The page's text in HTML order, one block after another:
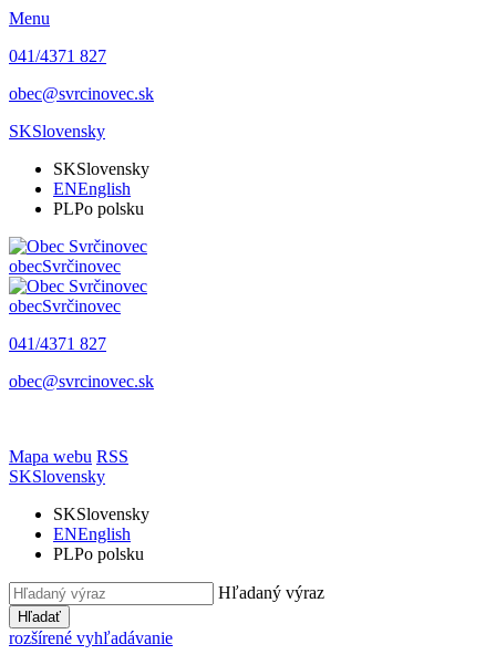
Menu
041/4371 827
obec@svrcinovec.sk
SKSlovensky
SKSlovensky
ENEnglish
PLPo polsku
obecSvrčinovec
obecSvrčinovec
041/4371 827
obec@svrcinovec.sk
Mapa webu RSS
SKSlovensky
SKSlovensky
ENEnglish
PLPo polsku
Hľadaný výraz
Hľadať
rozšírené vyhľadávanie